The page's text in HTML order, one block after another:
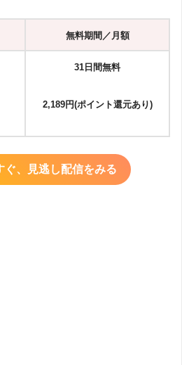
無料期間／月額
31日間無料
2,189円(ポイント還元あり)
ぐ、見逃し配信をみる